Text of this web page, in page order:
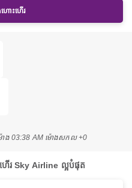
ហោះហើរ
ោង 03:38 AM ម៉ោង​សកល +0
ើរ Sky Airline ល្អបំផុត